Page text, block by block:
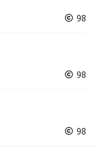
98
98
98